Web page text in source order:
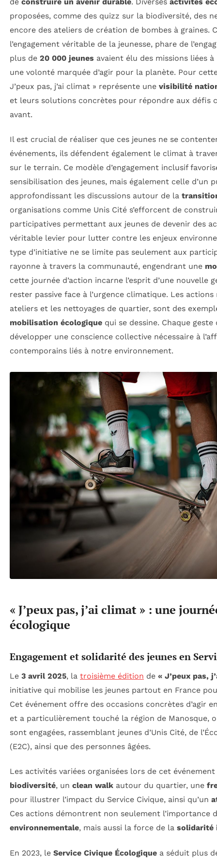
proposées, comme des quizz sur la biodiversité, des
encore des ateliers de création de bombes à graines.
l’engagement véritable de la jeunesse, phare de
plus de 20 000 jeunes avaient élu des missions liées
une volonté marquée d’agir pour la planète. Pour
J’peux pas, j’ai climat » représente une visibilité
et leurs solutions concrètes pour répondre aux défis
avant.
Il est crucial de réaliser que ces jeunes ne se
événements, ils défendent également le climat à
sur le terrain. Ce modèle d’engagement inclusif
sensibilisation des jeunes, mais également celle d’un
approfondissant les discussions autour de la
organisations comme Unis Cité s’efforcent de
participatives permettant aux jeunes de devenir des
véritable levier pour lutter contre les enjeux
type d’initiative ne se limite pas seulement aux
rayonne à travers la communauté, engendrant une
cette journée d’action incarne l’esprit d’une nouvelle
rester passive face à l’urgence climatique. Les
ateliers et les nettoyages de quartier, sont des
mobilisation écologique qui se dessine. Chaque
développer une conscience collective nécessaire à
contemporains liés à notre environnement.
« J’peux pas, j’ai climat » : une
écologique
Engagement et solidarité des jeunes en
Le 3 avril 2025, la troisième édition de « J’peux pas,
initiative qui mobilise les jeunes partout en France
Cet événement offre des occasions concrètes d’agir
et a particulièrement touché la région de Manosque,
sont engagées, rassemblant jeunes d’Unis Cité, de
(E2C), ainsi que des personnes âgées.
Les activités variées organisées lors de cet
biodiversité, un clean walk autour du quartier, une
pour illustrer l’impact du Service Civique, ainsi qu’un
Ces actions démontrent non seulement l’importance
environnementale, mais aussi la force de la solidarité
En 2023, le Service Civique Écologique a séduit plus